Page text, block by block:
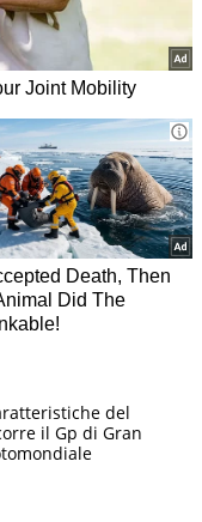
del
il Gp di Gran